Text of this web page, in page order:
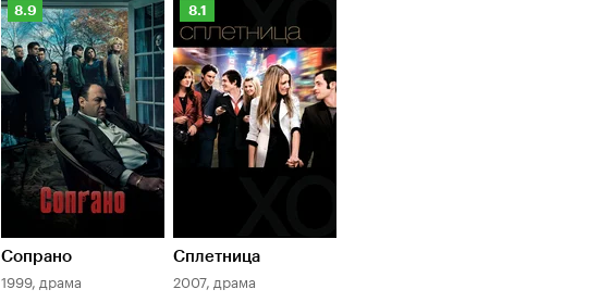
Рейтинг
Кинопоиска
8.9
8.9
Сопрано
1999, драма
Рейтинг
Кинопоиска
8.1
8.1
Сплетница
2007, драма